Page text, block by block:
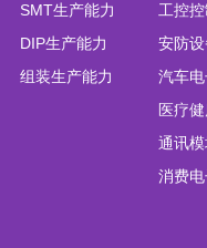
组装车间I-J线
SMT生产能力
DIP生产能力
组装生产能力
工控
安防
汽车
医疗
通讯
消费